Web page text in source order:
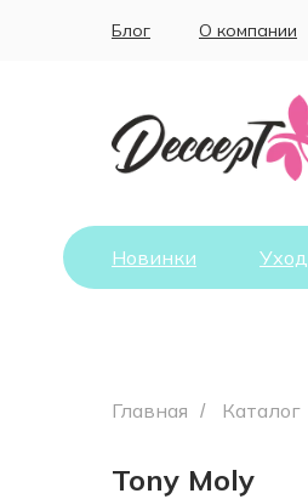
Блог О компании
Новинки Уход
Главная / Каталог
Tony Moly